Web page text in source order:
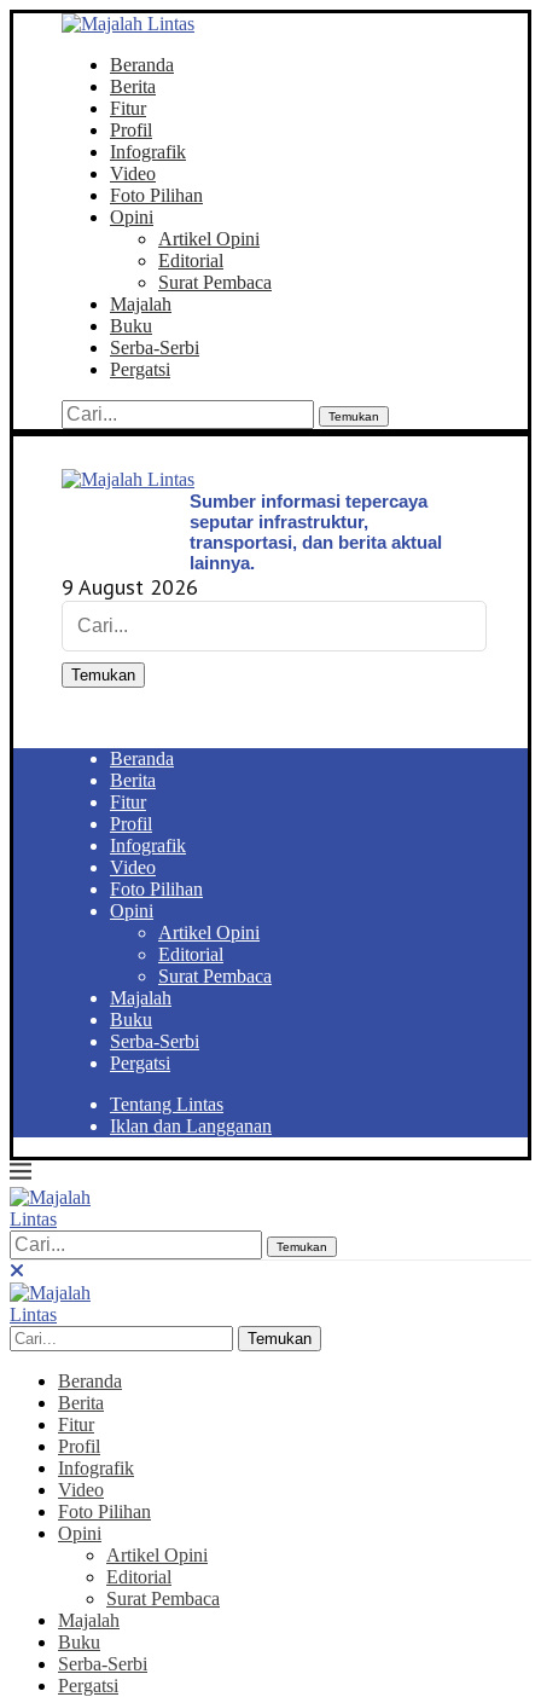
Beranda
Berita
Fitur
Profil
Infografik
Video
Foto Pilihan
Opini
Artikel Opini
Editorial
Surat Pembaca
Majalah
Buku
Serba-Serbi
Pergatsi
Temukan
Sumber informasi tepercaya
seputar infrastruktur,
transportasi, dan berita aktual
lainnya.
9 August 2026
Temukan
Beranda
Berita
Fitur
Profil
Infografik
Video
Foto Pilihan
Opini
Artikel Opini
Editorial
Surat Pembaca
Majalah
Buku
Serba-Serbi
Pergatsi
Tentang Lintas
Iklan dan Langganan
Temukan
Temukan
Beranda
Berita
Fitur
Profil
Infografik
Video
Foto Pilihan
Opini
Artikel Opini
Editorial
Surat Pembaca
Majalah
Buku
Serba-Serbi
Pergatsi